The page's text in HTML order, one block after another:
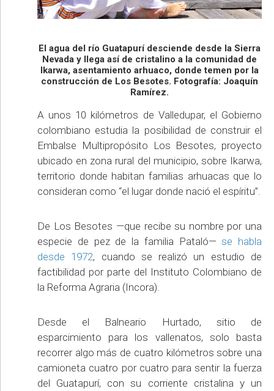
El agua del río Guatapurí desciende desde la Sierra
Nevada y llega así de cristalino a la comunidad de
Ikarwa, asentamiento arhuaco, donde temen por la
construcción de Los Besotes. Fotografía: Joaquín
Ramírez.
A unos 10 kilómetros de Valledupar, el Gobierno
colombiano estudia la posibilidad de construir el
Embalse Multipropósito Los Besotes, proyecto
ubicado en zona rural del municipio, sobre Ikarwa,
territorio donde habitan familias arhuacas que lo
consideran como “el lugar donde nació el espíritu”.
De Los Besotes —que recibe su nombre por una
especie de pez de la familia Pataló—se habla
desde 1972, cuando se realizó un estudio de
factibilidad por parte del Instituto Colombiano de
la Reforma Agraria (Incora).
Desde el Balneario Hurtado, sitio de
esparcimiento para los vallenatos, solo basta
recorrer algo más de cuatro kilómetros sobre una
camioneta cuatro por cuatro para sentir la fuerza
del Guatapurí, con su corriente cristalina y un